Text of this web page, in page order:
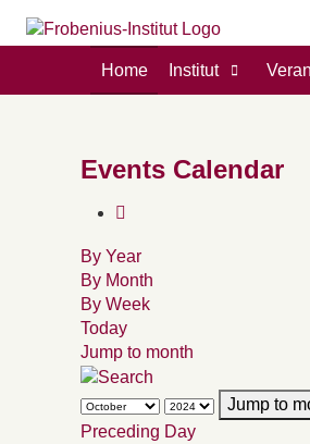
Home Institut
Events Calendar
By Year
By Month
By Week
Today
Jump to month
Jump to
Preceding Day